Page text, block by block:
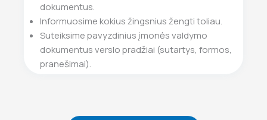
dokumentus.
Informuosime kokius žingsnius žengti toliau.
Suteiksime pavyzdinius įmonės valdymo
dokumentus verslo pradžiai (sutartys, formos,
pranešimai).